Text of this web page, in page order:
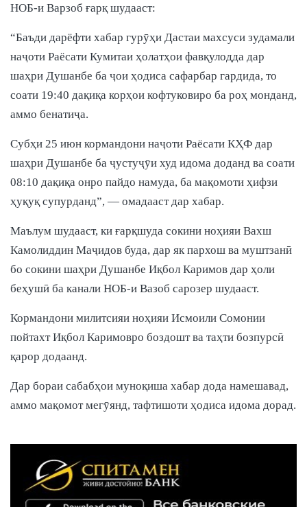
НОБ-и Варзоб ғарқ шудааст:
“Баъди дарёфти хабар гурӯҳи Дастаи махсуси зудамали
наҷоти Раёсати Кумитаи ҳолатҳои фавқулодда дар
шаҳри Душанбе ба ҷои ҳодиса сафарбар гардида, то
соати 19:40 дақиқа корҳои кофтуковиро ба роҳ монданд,
аммо бенатиҷа.
Субҳи 25 июн кормандони наҷоти Раёсати КҲФ дар
шаҳри Душанбе ба ҷустуҷӯи худ идома доданд ва соати
08:10 дақиқа онро пайдо намуда, ба мақомоти ҳифзи
ҳуқуқ супурданд”, — омадааст дар хабар.
Маълум шудааст, ки ғарқшуда сокини ноҳияи Вахш
Камолиддин Маҷидов буда, дар як пархош ва муштзанӣ
бо сокини шаҳри Душанбе Иқбол Каримов дар ҳоли
беҳушӣ ба канали НОБ-и Вазоб сарозер шудааст.
Кормандони милитсияи ноҳияи Исмоили Сомонии
пойтахт Иқбол Каримовро боздошт ва таҳти бозпурсӣ
қарор додаанд.
Дар бораи сабабҳои муноқиша хабар дода намешавад,
аммо мақомот мегӯянд, тафтишоти ҳодиса идома дорад.